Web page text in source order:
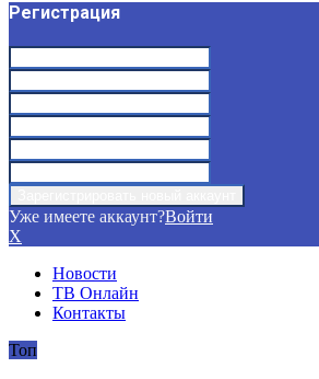
Регистрация
Уже имеете аккаунт?Войти
X
Новости
ТВ Онлайн
Контакты
Топ